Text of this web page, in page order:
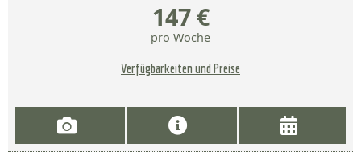
147 €
pro Woche
Verfügbarkeiten und Preise